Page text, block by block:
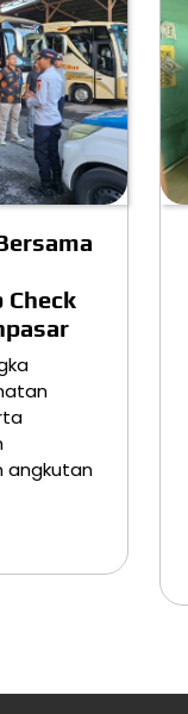
Check
angkutan